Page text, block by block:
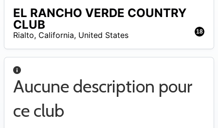
18
EL RANCHO VERDE COUNTRY
CLUB
Rialto, California, United States
Aucune description pour
ce club